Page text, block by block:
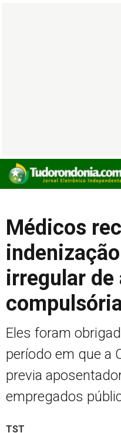
Médicos
irregular de
Eles foram
período em que a
previa
empregados
TST